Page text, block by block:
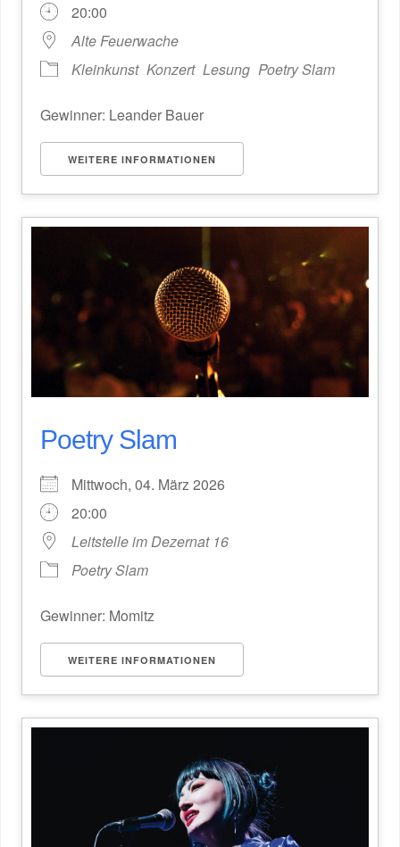
20:00
Alte Feuerwache
Kleinkunst Konzert Lesung Poetry Slam
Gewinner: Leander Bauer
WEITERE INFORMATIONEN
Poetry Slam
Mittwoch, 04. März 2026
20:00
Leitstelle im Dezernat 16
Poetry Slam
Gewinner: Momitz
WEITERE INFORMATIONEN